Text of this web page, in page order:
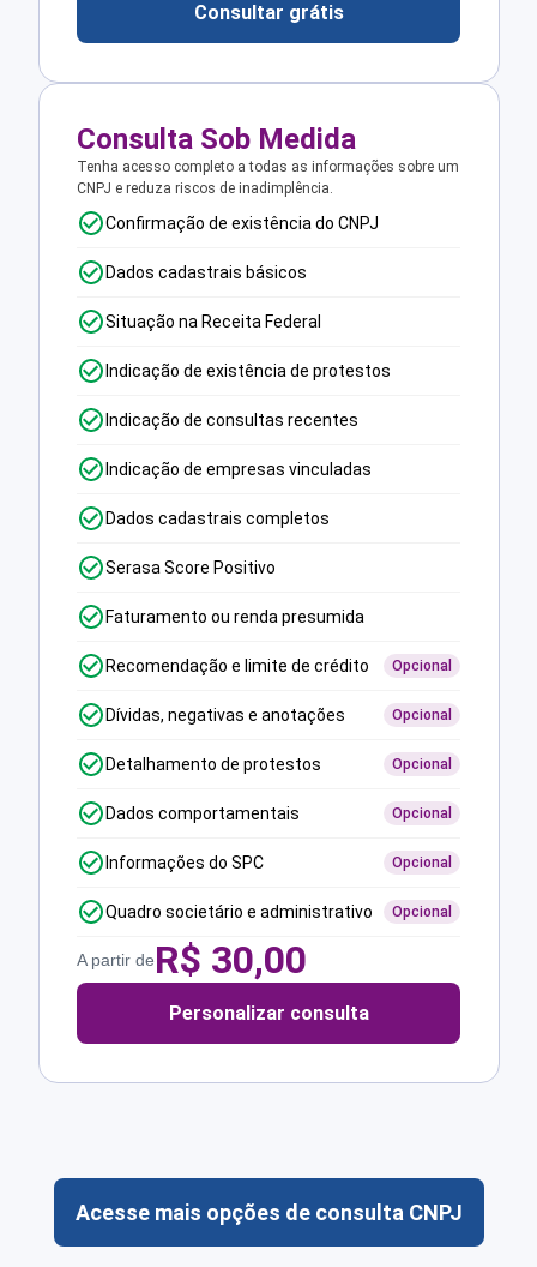
Consultar grátis
Consulta Sob Medida
Tenha acesso completo a todas as informações sobre um
CNPJ e reduza riscos de inadimplência.
Confirmação de existência do CNPJ
Dados cadastrais básicos
Situação na Receita Federal
Indicação de existência de protestos
Indicação de consultas recentes
Indicação de empresas vinculadas
Dados cadastrais completos
Serasa Score Positivo
Faturamento ou renda presumida
Recomendação e limite de crédito Opcional
Dívidas, negativas e anotações Opcional
Detalhamento de protestos Opcional
Dados comportamentais Opcional
Informações do SPC Opcional
Quadro societário e administrativo Opcional
A partir deR$ 30,00
Personalizar consulta
Acesse mais opções de consulta CNPJ